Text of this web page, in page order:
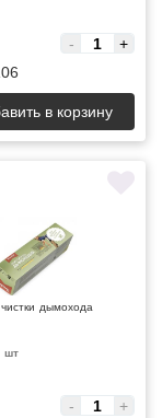
- +
в корзину
дымохода
шт
- +